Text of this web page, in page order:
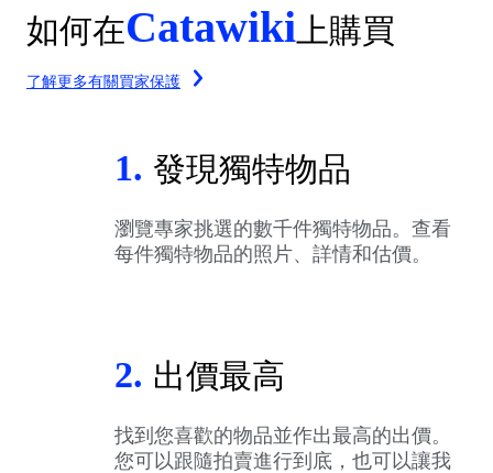
如何在Catawiki 上購買
了解更多有關買家保護
1. 發現獨特物品
瀏覽專家挑選的數千件獨特物品。查看
每件獨特物品的照片、詳情和估價。
2. 出價最高
找到您喜歡的物品並作出最高的出價。
您可以跟隨拍賣進行到底，也可以讓我